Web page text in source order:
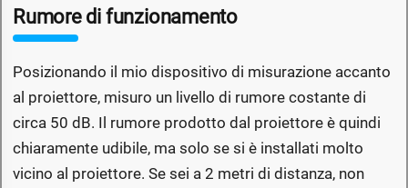
Rumore di funzionamento
Posizionando il mio dispositivo di misurazione accanto
al proiettore, misuro un livello di rumore costante di
circa 50 dB. Il rumore prodotto dal proiettore è quindi
chiaramente udibile, ma solo se si è installati molto
vicino al proiettore. Se sei a 2 metri di distanza, non